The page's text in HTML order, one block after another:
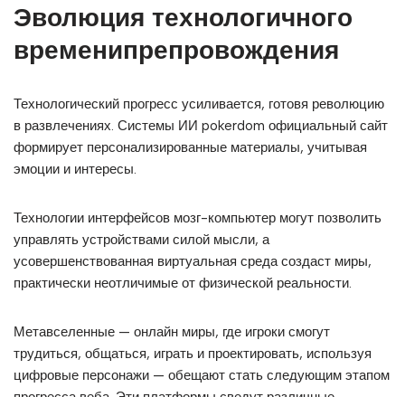
Эволюция технологичного
временипрепровождения
Технологический прогресс усиливается, готовя революцию
в развлечениях. Системы ИИ pokerdom официальный сайт
формирует персонализированные материалы, учитывая
эмоции и интересы.
Технологии интерфейсов мозг-компьютер могут позволить
управлять устройствами силой мысли, а
усовершенствованная виртуальная среда создаст миры,
практически неотличимые от физической реальности.
Метавселенные — онлайн миры, где игроки смогут
трудиться, общаться, играть и проектировать, используя
цифровые персонажи — обещают стать следующим этапом